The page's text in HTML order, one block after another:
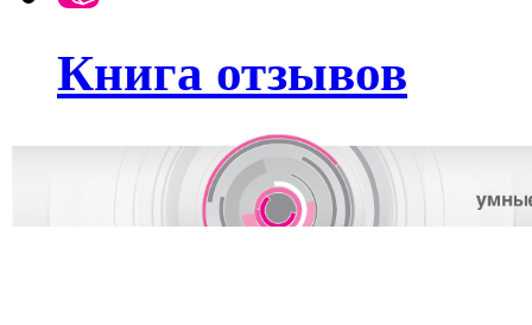
Книга отзывов